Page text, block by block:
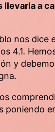
llevarla a
nos dice
4.1.
y
poniendo